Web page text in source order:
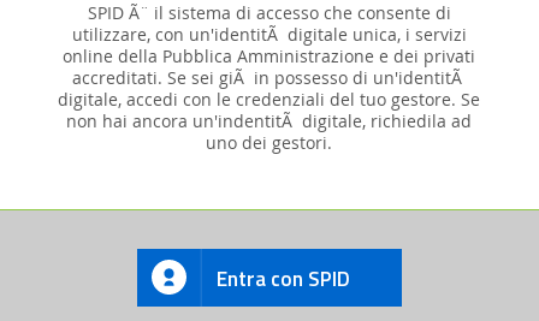
SPID Ã¨ il sistema di accesso che consente di
utilizzare, con un'identitÃ digitale unica, i servizi
online della Pubblica Amministrazione e dei privati
accreditati. Se sei giÃ in possesso di un'identitÃ
digitale, accedi con le credenziali del tuo gestore. Se
non hai ancora un'indentitÃ digitale, richiedila ad
uno dei gestori.
Entra con SPID